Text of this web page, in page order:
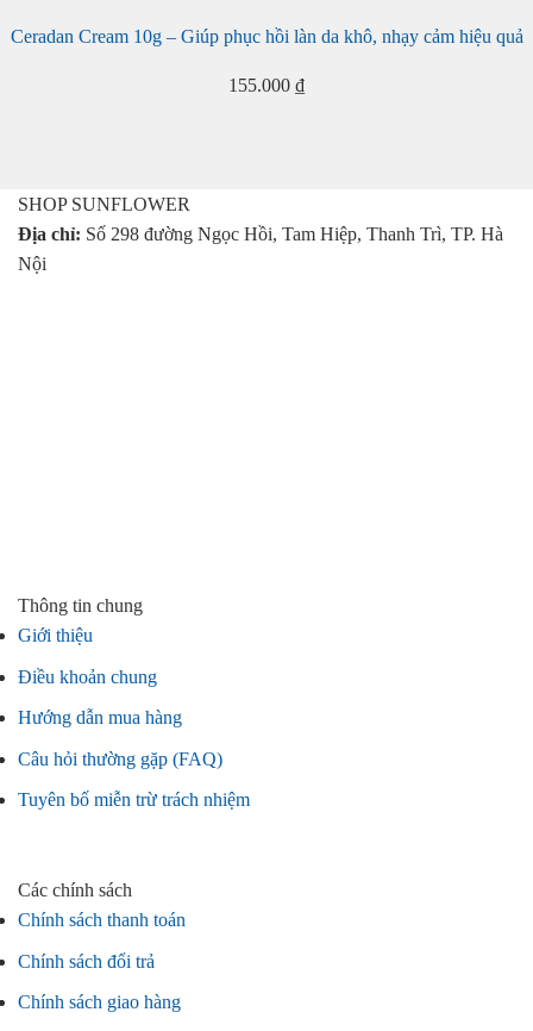
Ceradan Cream 10g – Giúp phục hồi làn da khô, nhạy cảm hiệu quả
155.000 ₫
SHOP SUNFLOWER
Địa chỉ: Số 298 đường Ngọc Hồi, Tam Hiệp, Thanh Trì, TP. Hà
Nội
Thông tin chung
Giới thiệu
Điều khoản chung
Hướng dẫn mua hàng
Câu hỏi thường gặp (FAQ)
Tuyên bố miễn trừ trách nhiệm
Các chính sách
Chính sách thanh toán
Chính sách đổi trả
Chính sách giao hàng